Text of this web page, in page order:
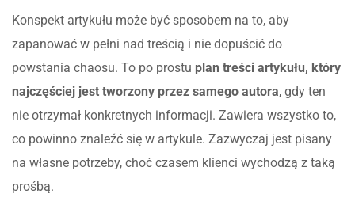
Konspekt artykułu może być sposobem na to, aby
zapanować w pełni nad treścią i nie dopuścić do
powstania chaosu. To po prostu plan treści artykułu, który
najczęściej jest tworzony przez samego autora, gdy ten
nie otrzymał konkretnych informacji. Zawiera wszystko to,
co powinno znaleźć się w artykule. Zazwyczaj jest pisany
na własne potrzeby, choć czasem klienci wychodzą z taką
prośbą.